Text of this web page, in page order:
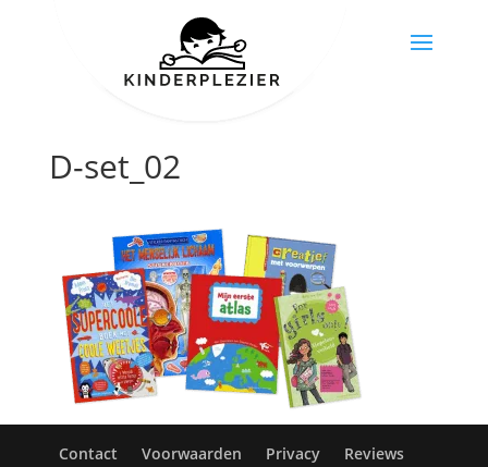
D-set_02
Contact Voorwaarden Privacy
Reviews